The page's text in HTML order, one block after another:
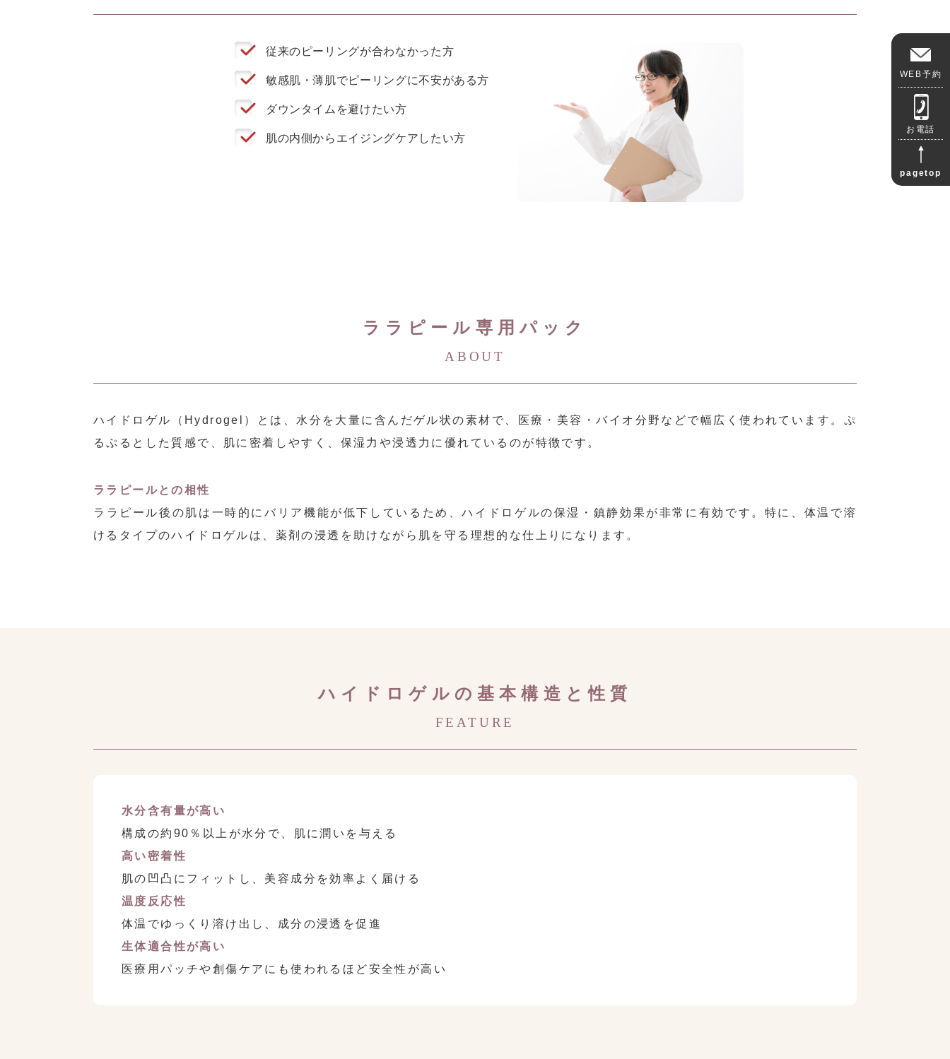
従来のピーリングが合わなかった方
敏感肌・薄肌でピーリングに不安がある方
ダウンタイムを避けたい方
肌の内側からエイジングケアしたい方
ララピール専用パック
ABOUT
ハイドロゲル（Hydrogel）とは、水分を大量に含んだゲル状の素材で、医療・美容・バイオ分野などで幅広く使われています。ぷ
るぷるとした質感で、肌に密着しやすく、保湿力や浸透力に優れているのが特徴です。
ララピールとの相性
ララピール後の肌は一時的にバリア機能が低下しているため、ハイドロゲルの保湿・鎮静効果が非常に有効です。特に、体温で溶
けるタイプのハイドロゲルは、薬剤の浸透を助けながら肌を守る理想的な仕上りになります。
ハイドロゲルの基本構造と性質
FEATURE
水分含有量が高い
構成の約90％以上が水分で、肌に潤いを与える
高い密着性
肌の凹凸にフィットし、美容成分を効率よく届ける
温度反応性
体温でゆっくり溶け出し、成分の浸透を促進
生体適合性が高い
医療用パッチや創傷ケアにも使われるほど安全性が高い
WEB予約
お電話
pagetop